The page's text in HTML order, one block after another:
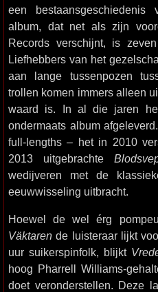
een
album, dat net als zijn
Records verschijnt, is
Liefhebbers van het
aan lange tussenpozen
trollen komen immers alleen
waard is. In al die jaren
ondermaats album
full-lengths – het in 2010
2013 uitgebrachte
wedijveren met de
eeuwwisseling uitbracht.
Hoewel de wel érg
Väktaren de luisteraar lijkt
uur suikerspinfolk, blijkt
hoog Pharrell Williams-
doet veronderstellen. Deze